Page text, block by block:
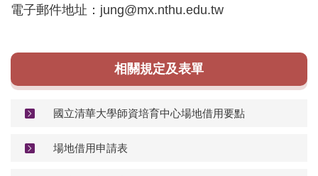
電子郵件地址：jung@mx.nthu.edu.tw
相關規定及表單
國立清華大學師資培育中心場地借用要點
場地借用申請表